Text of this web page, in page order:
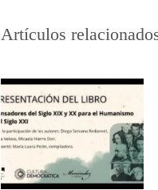
Artículos